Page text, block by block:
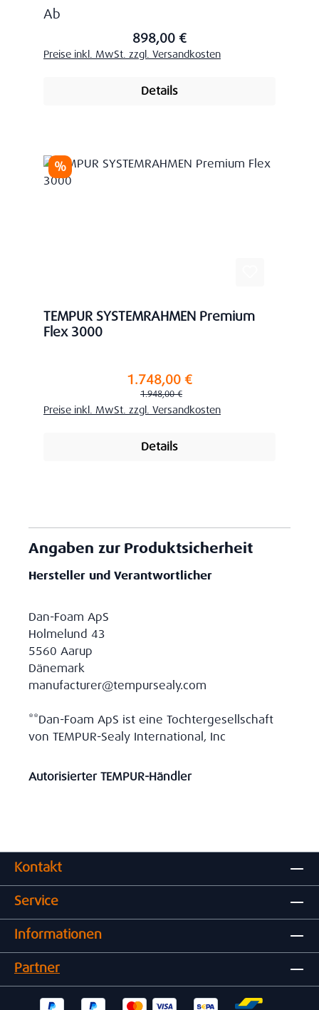
Regulärer Preis:
Ab
898,00 €
Preise inkl. MwSt. zzgl. Versandkosten
Details
Rabatt
%
TEMPUR SYSTEMRAHMEN Premium
Flex 3000
Verkaufspreis:1.748,00 €
Regulärer Preis:
1.948,00 €
Preise inkl. MwSt. zzgl. Versandkosten
Details
Angaben zur Produktsicherheit
Hersteller und Verantwortlicher
Dan-Foam ApS
Holmelund 43
5560 Aarup
Dänemark
manufacturer@tempursealy.com
**Dan-Foam ApS ist eine Tochtergesellschaft
von TEMPUR-Sealy International, Inc
Autorisierter TEMPUR-Händler
Kontakt
Service
Informationen
Partner